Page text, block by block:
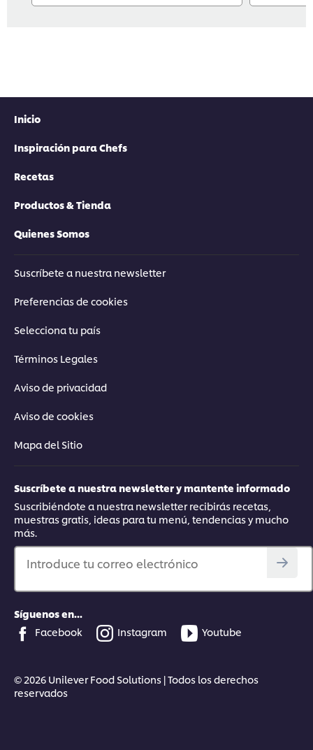
Inicio
Inspiración para Chefs
Recetas
Productos & Tienda
Quienes Somos
Suscríbete a nuestra newsletter
Preferencias de cookies
Selecciona tu país
Términos Legales
Aviso de privacidad
Aviso de cookies
Mapa del Sitio
Suscríbete a nuestra newsletter y mantente informado
Suscribiéndote a nuestra newsletter recibirás recetas,
muestras gratis, ideas para tu menú, tendencias y mucho
más.
Introduce tu correo electrónico
Síguenos en...
Facebook
Instagram Youtube
© 2026 Unilever Food Solutions | Todos los derechos
reservados